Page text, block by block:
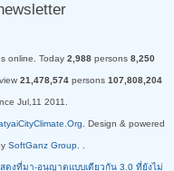
online. Today 2,988persons 8,250
21,478,574 persons 107,808,204
Jul,11 2011.
. Design & powered
SoftGanz Group.
งที่มา-อนุญาตแบบเดียวกัน 3.0 ที่ยังไม่